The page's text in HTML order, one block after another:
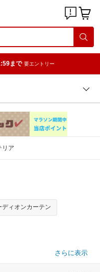
まで 要エントリー
リア
ディオンカーテン
さらに表示